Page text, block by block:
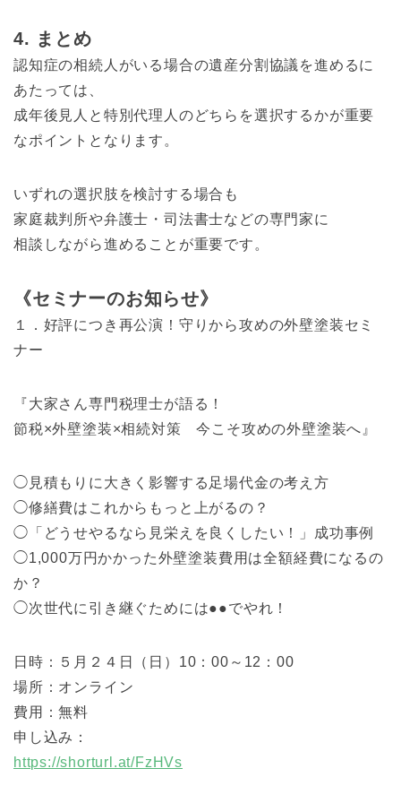
4. まとめ
認知症の相続人がいる場合の遺産分割協議を進めるに
あたっては、
成年後見人と特別代理人のどちらを選択するかが重要
なポイントとなります。
いずれの選択肢を検討する場合も
家庭裁判所や弁護士・司法書士などの専門家に
相談しながら進めることが重要です。
《セミナーのお知らせ》
１．好評につき再公演！守りから攻めの外壁塗装セミ
ナー
『大家さん専門税理士が語る！
節税×外壁塗装×相続対策 今こそ攻めの外壁塗装へ』
◯見積もりに大きく影響する足場代金の考え方
◯修繕費はこれからもっと上がるの？
◯「どうせやるなら見栄えを良くしたい！」成功事例
◯1,000万円かかった外壁塗装費用は全額経費になるの
か？
◯次世代に引き継ぐためには●●でやれ！
日時：５月２４日（日）10：00～12：00
場所：オンライン
費用：無料
申し込み：
https://shorturl.at/FzHVs